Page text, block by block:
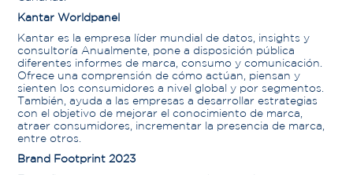
Kantar Worldpanel
Kantar es la empresa líder mundial de datos, insights y
consultoría Anualmente, pone a disposición pública
diferentes informes de marca, consumo y comunicación.
Ofrece una comprensión de cómo actúan, piensan y
sienten los consumidores a nivel global y por segmentos.
También, ayuda a las empresas a desarrollar estrategias
con el objetivo de mejorar el conocimiento de marca,
atraer consumidores, incrementar la presencia de marca,
entre otros.
Brand Footprint 2023